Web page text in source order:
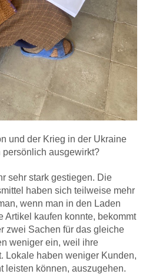
und der Krieg in der Ukraine
ausgewirkt?
sehr stark gestiegen. Die
haben sich teilweise mehr
wenn man in den Laden
Artikel kaufen konnte, bekommt
zwei Sachen für das gleiche
weniger ein, weil ihre
Lokale haben weniger Kunden,
leisten können, auszugehen.